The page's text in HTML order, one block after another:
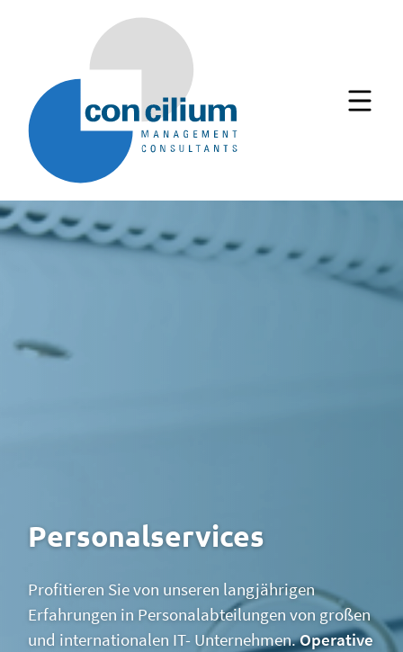
Personalservices
Profitieren Sie von unseren langjährigen
Erfahrungen in Personalabteilungen von großen
und internationalen IT- Unternehmen.Operative